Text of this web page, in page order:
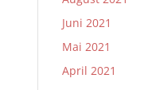
Juni 2021
Mai 2021
April 2021